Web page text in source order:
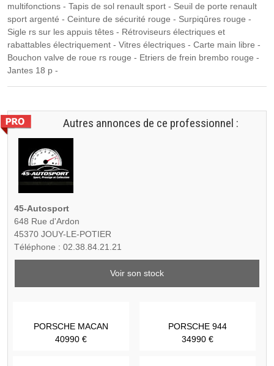
multifonctions - Tapis de sol renault sport - Seuil de porte renault
sport argenté - Ceinture de sécurité rouge - Surpiqûres rouge -
Sigle rs sur les appuis têtes - Rétroviseurs électriques et
rabattables électriquement - Vitres électriques - Carte main libre -
Bouchon valve de roue rs rouge - Etriers de frein brembo rouge -
Jantes 18 p -
Autres annonces de ce professionnel :
45-Autosport
648 Rue d'Ardon
45370 JOUY-LE-POTIER
Téléphone : 02.38.84.21.21
Voir son stock
PORSCHE MACAN
40990 €
PORSCHE 944
34990 €